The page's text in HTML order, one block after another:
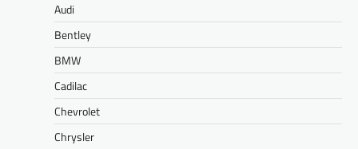
Audi
Bentley
BMW
Cadilac
Chevrolet
Chrysler